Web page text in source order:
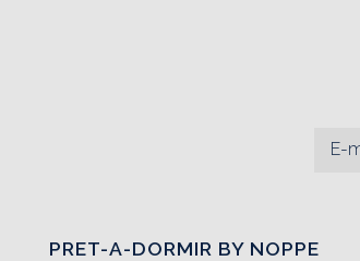
PRET-A-DORMIR BY NOPPE